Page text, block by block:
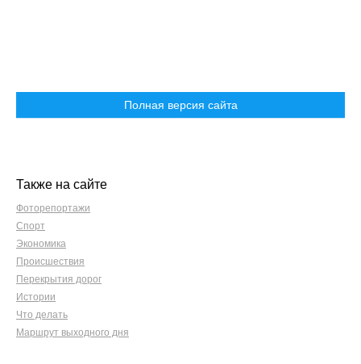
Полная версия сайта
Также на сайте
Фоторепортажи
Спорт
Экономика
Происшествия
Перекрытия дорог
Истории
Что делать
Маршрут выходного дня